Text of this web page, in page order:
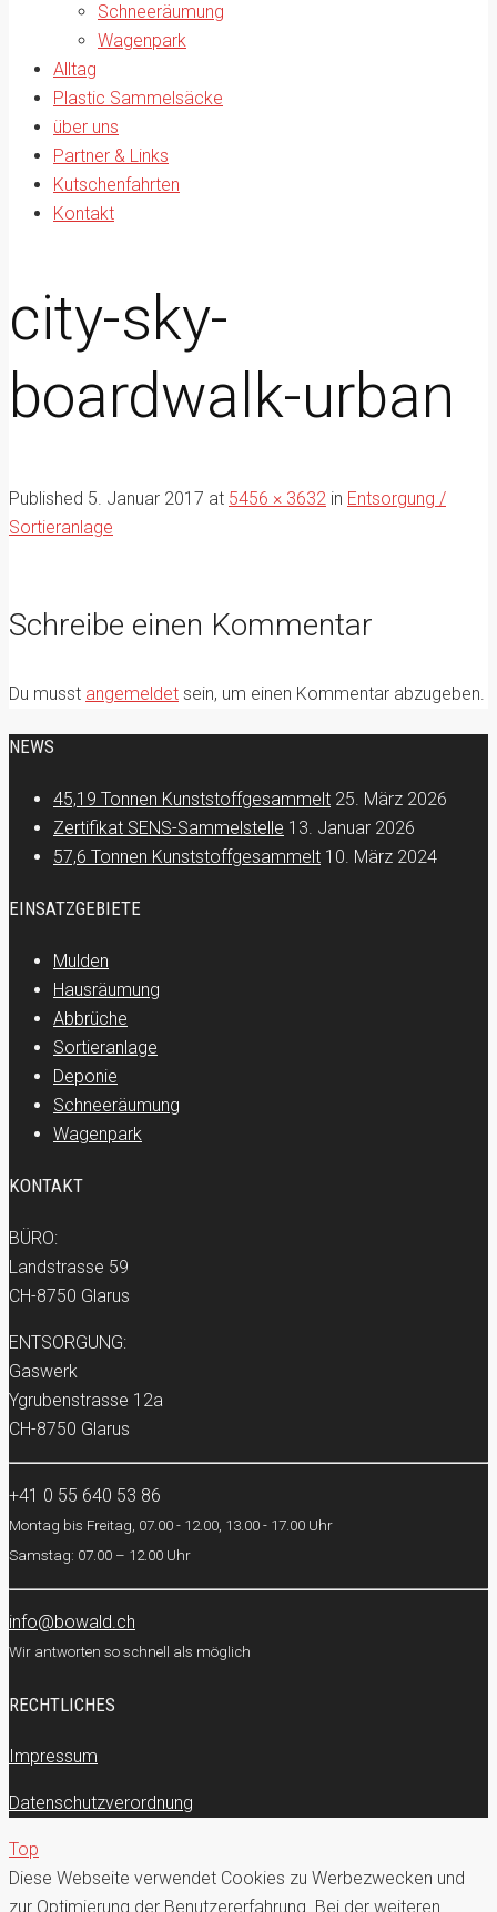
Schneeräumung
Wagenpark
Alltag
Plastic Sammelsäcke
über uns
Partner & Links
Kutschenfahrten
Kontakt
city-sky-
boardwalk-urban
Published 5. Januar 2017 at 5456 × 3632 in Entsorgung /
Sortieranlage
Schreibe einen Kommentar
Du musst angemeldet sein, um einen Kommentar abzugeben.
NEWS
45,19 Tonnen Kunststoffgesammelt 25. März 2026
Zertifikat SENS-Sammelstelle 13. Januar 2026
57,6 Tonnen Kunststoffgesammelt 10. März 2024
EINSATZGEBIETE
Mulden
Hausräumung
Abbrüche
Sortieranlage
Deponie
Schneeräumung
Wagenpark
KONTAKT
BÜRO:
Landstrasse 59
CH-8750 Glarus
ENTSORGUNG:
Gaswerk
Ygrubenstrasse 12a
CH-8750 Glarus
+41 0 55 640 53 86
Montag bis Freitag, 07.00 - 12.00, 13.00 - 17.00 Uhr
Samstag: 07.00 – 12.00 Uhr
info@bowald.ch
Wir antworten so schnell als möglich
RECHTLICHES
Impressum
Datenschutzverordnung
Top
Diese Webseite verwendet Cookies zu Werbezwecken und
zur Optimierung der Benutzererfahrung. Bei der weiteren